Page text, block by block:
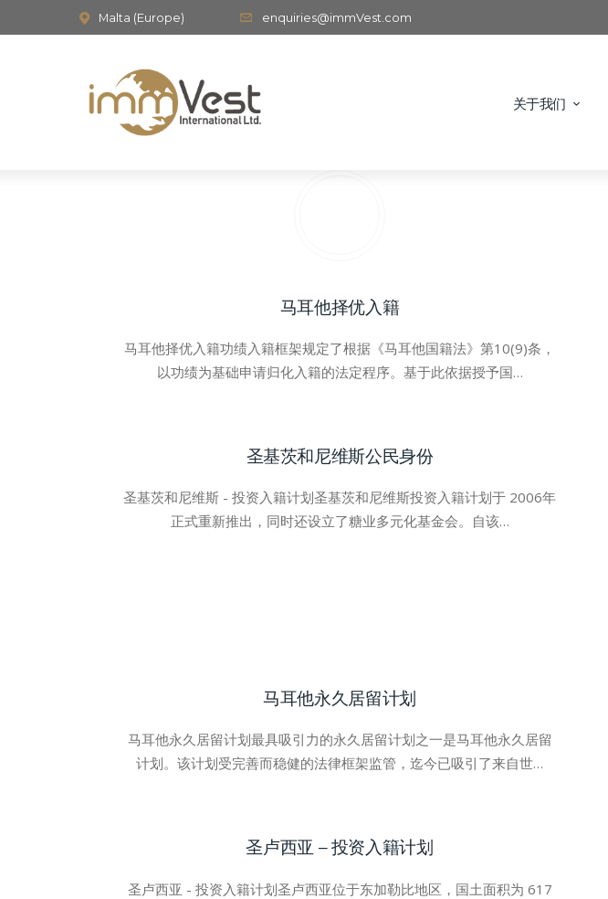
Malta (Europe) enquiries@immVest.com
关于我们
马耳他择优入籍
马耳他择优入籍功绩入籍框架规定了根据《马耳他国籍法》第10(9)条，
以功绩为基础申请归化入籍的法定程序。基于此依据授予国…
圣基茨和尼维斯公民身份
圣基茨和尼维斯 - 投资入籍计划圣基茨和尼维斯投资入籍计划于 2006年
正式重新推出，同时还设立了糖业多元化基金会。自该…
马耳他永久居留计划
马耳他永久居留计划最具吸引力的永久居留计划之一是马耳他永久居留
计划。该计划受完善而稳健的法律框架监管，迄今已吸引了来自世…
圣卢西亚 – 投资入籍计划
圣卢西亚 - 投资入籍计划圣卢西亚位于东加勒比地区，国土面积为 617